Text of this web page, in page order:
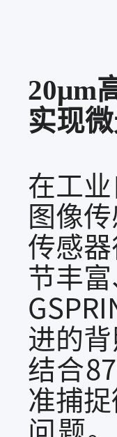
20μm
实现
在工
图像
传感
节丰
进的
结合
准捕
问题